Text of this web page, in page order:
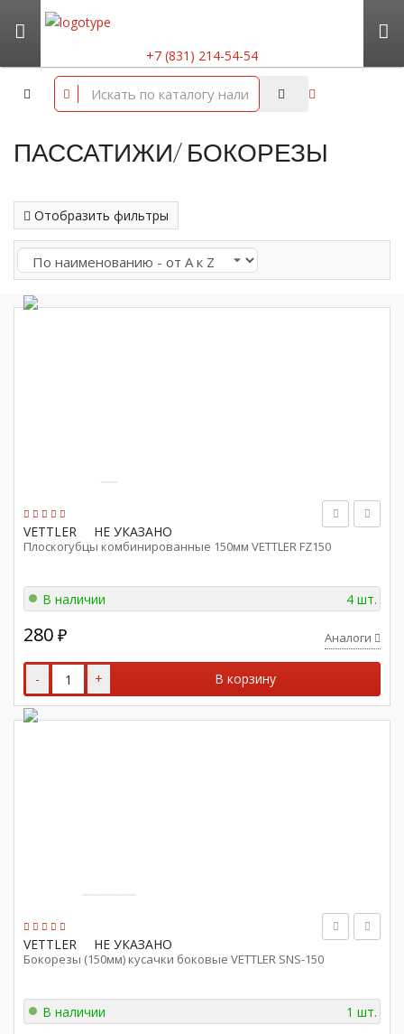
+7 (831) 214-54-54
ПАССАТИЖИ/ БОКОРЕЗЫ
Отобразить фильтры
VETTLER НЕ УКАЗАНО
Плоскогубцы комбинированные 150мм VETTLER FZ150
В наличии 4 шт.
280 ₽ Аналоги
- + В корзину
VETTLER НЕ УКАЗАНО
Бокорезы (150мм) кусачки боковые VETTLER SNS-150
В наличии 1 шт.